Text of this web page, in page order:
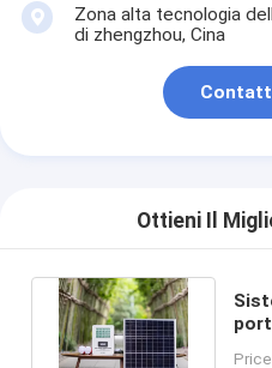
Zona alta tecnologia
di zhengzhou, Cina
Ottieni Il